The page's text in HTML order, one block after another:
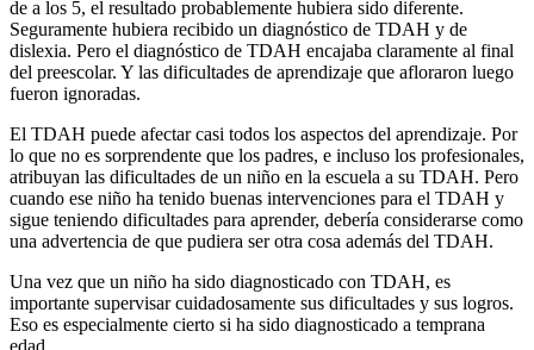
de a los 5, el resultado probablemente hubiera sido diferente.
Seguramente hubiera recibido un diagnóstico de TDAH y de
dislexia. Pero el diagnóstico de TDAH encajaba claramente al final
del preescolar. Y las dificultades de aprendizaje que afloraron luego
fueron ignoradas.
El TDAH puede afectar casi todos los aspectos del aprendizaje. Por
lo que no es sorprendente que los padres, e incluso los profesionales,
atribuyan las dificultades de un niño en la escuela a su TDAH. Pero
cuando ese niño ha tenido buenas intervenciones para el TDAH y
sigue teniendo dificultades para aprender, debería considerarse como
una advertencia de que pudiera ser otra cosa además del TDAH.
Una vez que un niño ha sido diagnosticado con TDAH, es
importante supervisar cuidadosamente sus dificultades y sus logros.
Eso es especialmente cierto si ha sido diagnosticado a temprana
edad.